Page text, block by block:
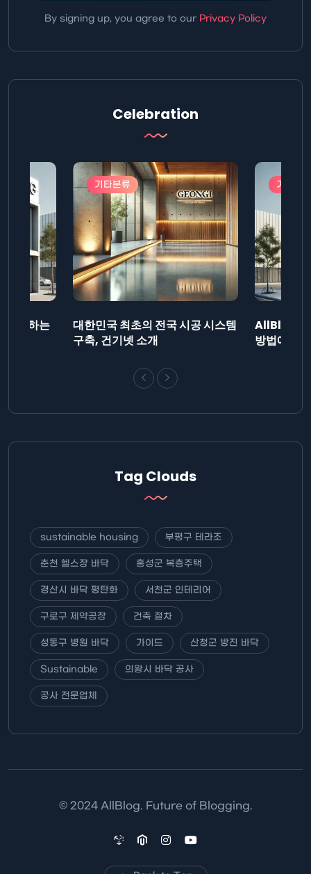
By signing up, you agree to our Privacy Policy
Celebration
제출하는
기타분류
대한민국 최초의 전국 시공 시스템
구축, 건기넷 소개
기타분
AllBlog에
방법에 대
Tag Clouds
sustainable housing 부평구 테라조
춘천 헬스장 바닥 홍성군 복층주택
경산시 바닥 평탄화 서천군 인테리어
구로구 제약공장 건축 절차
성동구 병원 바닥 가이드 산청군 방진 바닥
Sustainable 의왕시 바닥 공사
공사 전문업체
© 2024 AllBlog. Future of Blogging.